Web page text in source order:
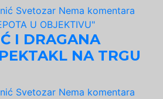
Svetozar Nema komentara
U OBJEKTIVU"
I DRAGANA
NA TRGU
Svetozar Nema komentara